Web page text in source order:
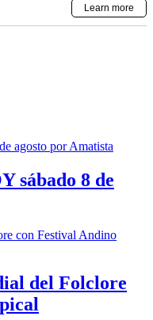
sábado 8 de
del Folclore